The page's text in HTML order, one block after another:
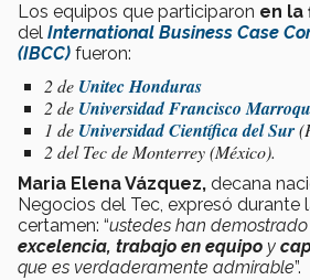
Los equipos que participaron en la
del International Business Case
(IBCC) fueron:
2 de Unitec Honduras
2 de Universidad Francisco
1 de Universidad Científica del Sur
2 del Tec de Monterrey (México).
Maria Elena Vázquez, decana
Negocios del Tec, expresó durante
certamen: “ustedes han demostrado
excelencia, trabajo en equipo y
que es verdaderamente admirable”.